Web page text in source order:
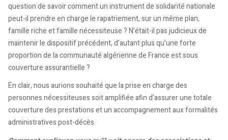
question de savoir comment un instrument de solidarité nationale
peut-il prendre en charge le rapatriement, sur un même plan,
famille riche et famille nécessiteuse ? N’était-il pas judicieux de
maintenir le dispositif précédent, d’autant plus qu’une forte
proportion de la communauté algérienne de France est sous
couverture assurantielle ?
En clair, nous aurions souhaité que la prise en charge des
personnes nécessiteuses soit amplifiée afin d’assurer une totale
couverture des prestations et un accompagnement aux formalités
administratives post-décès.